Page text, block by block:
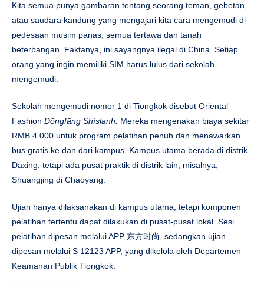
Kita semua punya gambaran tentang seorang teman, gebetan,
atau saudara kandung yang mengajari kita cara mengemudi di
pedesaan musim panas, semua tertawa dan tanah
beterbangan. Faktanya, ini sayangnya ilegal di China. Setiap
orang yang ingin memiliki SIM harus lulus dari sekolah
mengemudi.
Sekolah mengemudi nomor 1 di Tiongkok disebut Oriental
Fashion Dōngfāng Shíslanh
Mereka mengenakan biaya sekitar
RMB 4.000 untuk program pelatihan penuh dan menawarkan
bus gratis ke dan dari kampus. Kampus utama berada di distrik
Daxing, tetapi ada pusat praktik di distrik lain, misalnya,
Shuangjing di Chaoyang.
Ujian hanya dilaksanakan di kampus utama, tetapi komponen
pelatihan tertentu dapat dilakukan di pusat-pusat lokal. Sesi
pelatihan dipesan melalui APP 东方时尚, sedangkan ujian
dipesan melalui S 12123 APP, yang dikelola oleh Departemen
Keamanan Publik Tiongkok.